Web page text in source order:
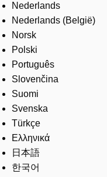
Nederlands
Nederlands (België)
Norsk
Polski
Português
Slovenčina
Suomi
Svenska
Türkçe
Ελληνικά
日本語
한국어